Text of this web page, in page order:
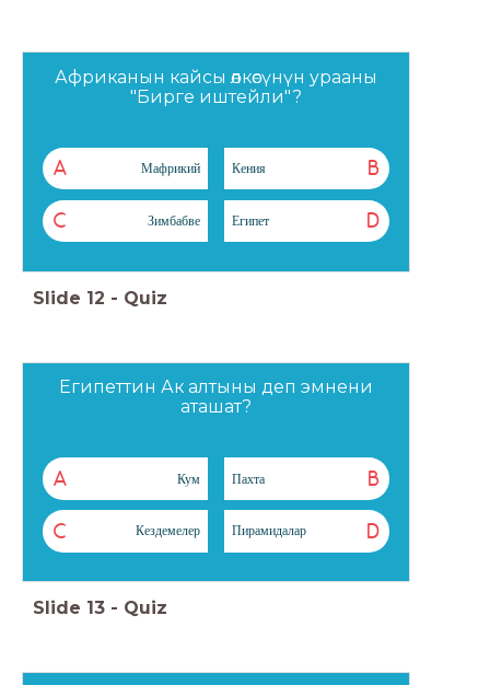
Африканын кайсы өлкөсүнүн урааны
"Бирге иштейли"?
A Мафрикий B
Кения
C Зимбабве D
Египет
Slide 12 - Quiz
Египеттин Ак алтыны деп эмнени
аташат?
A Кум B
Пахта
C Кездемелер D
Пирамидалар
Slide 13 - Quiz